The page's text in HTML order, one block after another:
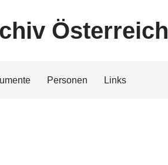
Österreich
Personen Links